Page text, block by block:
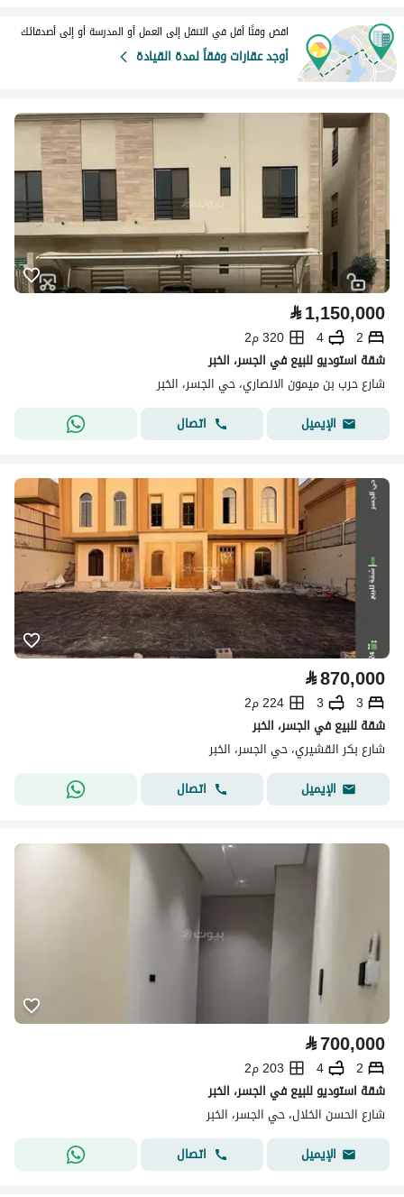
اقض وقتًا أقل في التنقل إلى العمل أو المدرسة أو إلى أصدقائك
أوجد عقارات وفقاً لمدة القيادة
⃁1,150,000
2
4
320 م2
شقة استوديو للبيع في الجسر، الخبر
شارع حرب بن ميمون الانصاري، حي الجسر، الخبر
الإيميل
اتصال
⃁870,000
3
3
224 م2
شقة للبيع في الجسر، الخبر
شارع بكر القشيري، حي الجسر، الخبر
الإيميل
اتصال
⃁700,000
2
4
203 م2
شقة استوديو للبيع في الجسر، الخبر
شارع الحسن الخلال، حي الجسر، الخبر
الإيميل
اتصال